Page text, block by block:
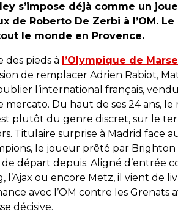
s’impose déjà comme un
de Roberto De Zerbi à l’OM. Le
le monde en Provence.
des pieds à l’Olympique de
de remplacer Adrien Rabiot,
l’international français,
mercato. Du haut de ses 24 ans, le
plutôt du genre discret, sur le
Titulaire surprise à Madrid face
le joueur prêté par Brighton
départ depuis. Aligné d’entrée
l’Ajax ou encore Metz, il vient de
avec l’OM contre les Grenats
décisive.